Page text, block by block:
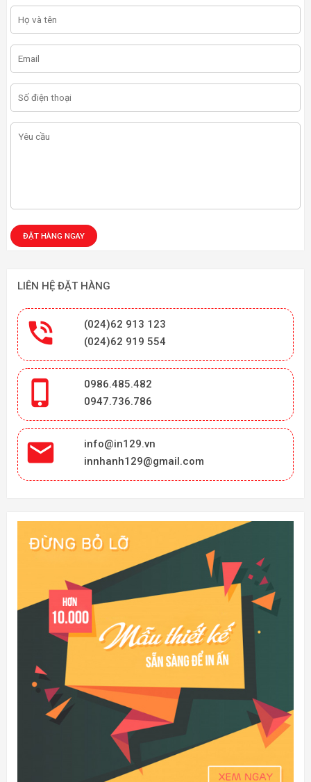
LIÊN HỆ ĐẶT HÀNG

(024)62 913 123
(024)62 919 554

0986.485.482
0947.736.786

info@in129.vn
innhanh129@gmail.com